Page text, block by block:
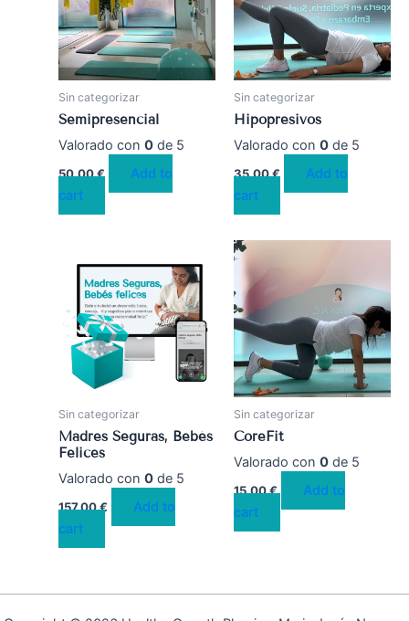
Sin categorizar
Semipresencial
Valorado con 0de 5
50,00€
Add to
cart
Sin categorizar
Hipopresivos
Valorado con 0de 5
35,00€
Add to
cart
Sin categorizar
Madres Seguras, Bebés
Felices
Valorado con 0de 5
157,00€
Add to
cart
Sin categorizar
CoreFit
Valorado con 0de 5
15,00€
Add to
cart